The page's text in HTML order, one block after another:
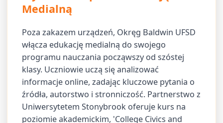
Medialną
Poza zakazem urządzeń, Okręg Baldwin UFSD
włącza edukację medialną do swojego
programu nauczania począwszy od szóstej
klasy. Uczniowie uczą się analizować
informacje online, zadając kluczowe pytania o
źródła, autorstwo i stronniczość. Partnerstwo z
Uniwersytetem Stonybrook oferuje kurs na
poziomie akademickim, 'College Civics and